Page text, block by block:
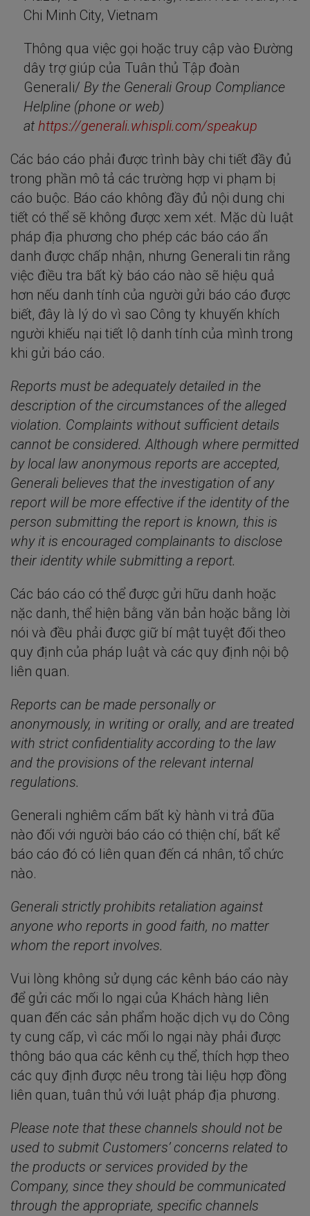
Chi Minh City, Vietnam
Thông qua việc gọi hoặc truy cập vào Đường
dây trợ giúp của Tuân thủ Tập đoàn
Generali/ By the Generali Group Compliance
Helpline (phone or web)
at https://generali.whispli.com/speakup
Các báo cáo phải được trình bày chi tiết đầy đủ
trong phần mô tả các trường hợp vi phạm bị
cáo buộc. Báo cáo không đầy đủ nội dung chi
tiết có thể sẽ không được xem xét. Mặc dù luật
pháp địa phương cho phép các báo cáo ẩn
danh được chấp nhận, nhưng Generali tin rằng
việc điều tra bất kỳ báo cáo nào sẽ hiệu quả
hơn nếu danh tính của người gửi báo cáo được
biết, đây là lý do vì sao Công ty khuyến khích
người khiếu nại tiết lộ danh tính của mình trong
khi gửi báo cáo.
Reports must be adequately detailed in the
description of the circumstances of the alleged
violation. Complaints without sufficient details
cannot be considered. Although where permitted
by local law anonymous reports are accepted,
Generali believes that the investigation of any
report will be more effective if the identity of the
person submitting the report is known, this is
why it is encouraged complainants to disclose
their identity while submitting a report.
Các báo cáo có thể được gửi hữu danh hoặc
nặc danh, thể hiện bằng văn bản hoặc bằng lời
nói và đều phải được giữ bí mật tuyệt đối theo
quy định của pháp luật và các quy định nội bộ
liên quan.
Reports can be made personally or
anonymously, in writing or orally, and are treated
with strict confidentiality according to the law
and the provisions of the relevant internal
regulations.
Generali nghiêm cấm bất kỳ hành vi trả đũa
nào đối với người báo cáo có thiện chí, bất kể
báo cáo đó có liên quan đến cá nhân, tổ chức
nào.
Generali strictly prohibits retaliation against
anyone who reports in good faith, no matter
whom the report involves.
Vui lòng không sử dụng các kênh báo cáo này
để gửi các mối lo ngại của Khách hàng liên
quan đến các sản phẩm hoặc dịch vụ do Công
ty cung cấp, vì các mối lo ngại này phải được
thông báo qua các kênh cụ thể, thích hợp theo
các quy định được nêu trong tài liệu hợp đồng
liên quan, tuân thủ với luật pháp địa phương.
Please note that these channels should not be
used to submit Customers’ concerns related to
the products or services provided by the
Company, since they should be communicated
through the appropriate, specific channels